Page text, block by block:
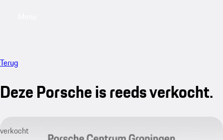
Terug
Deze Porsche is reeds verkocht.
verkocht